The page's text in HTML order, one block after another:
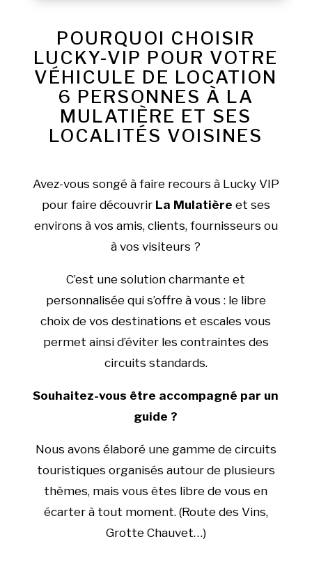
POURQUOI CHOISIR
LUCKY-VIP POUR VOTRE
VÉHICULE DE LOCATION
6 PERSONNES À LA
MULATIÈRE ET SES
LOCALITÉS VOISINES
Avez-vous songé à faire recours à Lucky VIP
pour faire découvrir La Mulatière et ses
environs à vos amis, clients, fournisseurs ou
à vos visiteurs ?
C’est une solution charmante et
personnalisée qui s’offre à vous : le libre
choix de vos destinations et escales vous
permet ainsi d’éviter les contraintes des
circuits standards.
Souhaitez-vous être accompagné par un
guide ?
Nous avons élaboré une gamme de circuits
touristiques organisés autour de plusieurs
thèmes, mais vous êtes libre de vous en
écarter à tout moment. (Route des Vins,
Grotte Chauvet…)